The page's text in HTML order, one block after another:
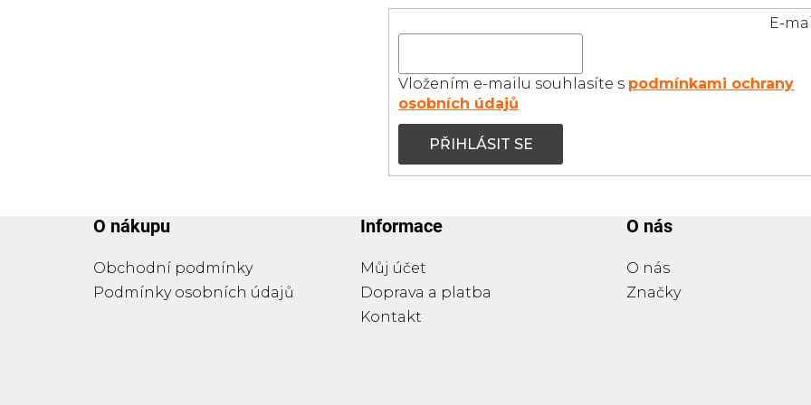
E-
Vložením e-mailu souhlasíte s podmínkami ochrany
osobních údajů
PŘIHLÁSIT SE
O nákupu
Obchodní podmínky
Podmínky osobních údajů
Informace
Můj účet
Doprava a platba
Kontakt
O nás
O nás
Značky